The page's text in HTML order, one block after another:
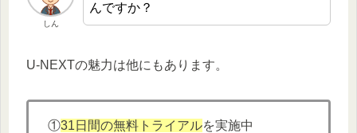
しん
んですか？
U-NEXTの魅力は他にもあります。
①31日間の無料トライアルを実施中